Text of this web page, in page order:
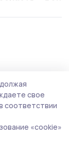
свое
соответствии
«cookie»